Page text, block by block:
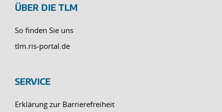
ÜBER DIE TLM
So finden Sie uns
tlm.ris-portal.de
SERVICE
Erklärung zur Barrierefreiheit